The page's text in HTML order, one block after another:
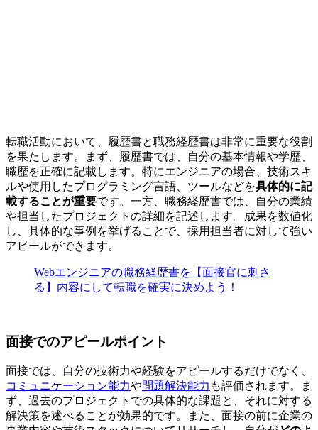
転職活動において、履歴書と職務経歴書は非常に重要な役割
を果たします。まず、履歴書では、自分の基本情報や学歴、
職歴を正確に記載します。特にエンジニアの場合、技術スキ
ルや使用したプログラミング言語、ツールなどを具体的に記
載することが重要です。一方、職務経歴書では、自分の業績
や担当したプロジェクトの詳細を記述 します。成果を数値化
し、具体的な事例を挙げることで、採用担当者に対して強い
アピールができます。
Webエンジニアの職務経歴書を【面接官に刺さ
る】内容にして転職を確実に決めよう！
面接でのアピールポイント
面接では、自分の技術力や経験をアピールするだけでなく、
コミュニケーション能力や問題解決能力 も評価されます。ま
ず、過去のプロジェクトでの具体的な課題と、それに対する
解決策を述べることが効果的です。また、面接の前に企業の